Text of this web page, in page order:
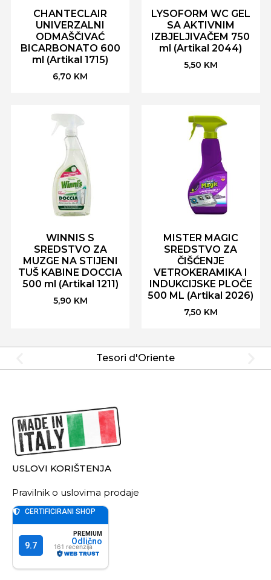
CHANTECLAIR
UNIVERZALNI
ODMAŠČIVAĆ
BICARBONATO 600
ml (Artikal 1715)
6,70 KM
LYSOFORM WC GEL
SA AKTIVNIM
IZBJELJIVAČEM 750
ml (Artikal 2044)
5,50 KM
WINNIS S
SREDSTVO ZA
MUZGE NA STIJENI
TUŠ KABINE DOCCIA
500 ml (Artikal 1211)
5,90 KM
MISTER MAGIC
SREDSTVO ZA
ČIŠĆENJE
VETROKERAMIKA I
INDUKCIJSKE PLOČE
500 ML (Artikal 2026)
7,50 KM
Tesori d'Oriente
USLOVI KORIŠTENJA
Pravilnik o uslovima prodaje